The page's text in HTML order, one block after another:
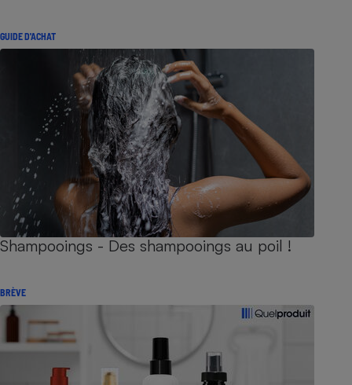
GUIDE D'ACHAT
Shampooings - Des shampooings au poil !
BRÈVE